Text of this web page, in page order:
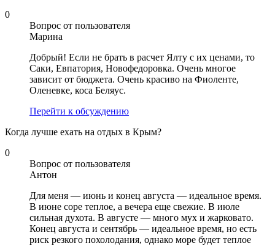
0
Вопрос от пользователя
Марина
Добрый! Если не брать в расчет Ялту с их ценами, то
Саки, Евпатория, Новофедоровка. Очень многое
зависит от бюджета. Очень красиво на Фиоленте,
Оленевке, коса Беляус.
Перейти к обсуждению
Когда лучше ехать на отдых в Крым?
0
Вопрос от пользователя
Антон
Для меня — июнь и конец августа — идеальное время.
В июне соре теплое, а вечера еще свежие. В июле
сильная духота. В августе — много мух и жарковато.
Конец августа и сентябрь — идеальное время, но есть
риск резкого похолодания, однако море будет теплое